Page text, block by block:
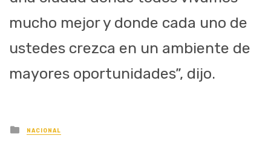
mucho mejor y donde cada uno de
ustedes crezca en un ambiente de
mayores oportunidades”, dijo.
Posted
in
NACIONAL